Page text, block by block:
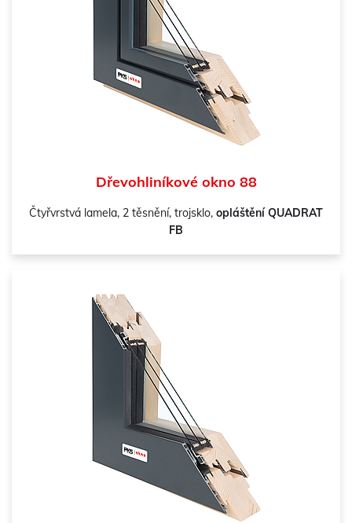
Dřevohliníkové okno 88
Čtyřvrstvá lamela, 2 těsnění, trojsklo, opláštění QUADRAT
FB